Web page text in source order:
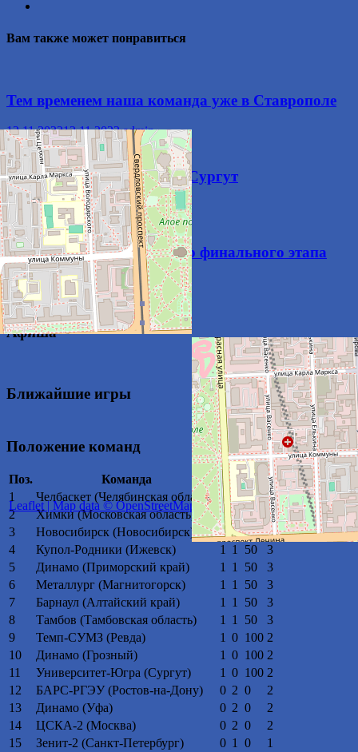
Leaflet| Map data ©OpenStreetMapcontributors
Вам также может понравиться
Тем временем наша команда уже в Ставрополе
12.11.202212.11.2022 admin
Следующая остановка — Сургут
08.10.202409.10.2024 admin
В Тамбове стартует 1-й тур финального этапа
Чемпионата России
01.04.202401.04.2024 admin
Афиша
Ближайшие игры
Положение команд
Поз. Команда В П %
Очки
1
Челбаскет (Челябинская область) 2 0 100 4
2
Химки (Московская область) 2 0 100 4
3
Новосибирск (Новосибирск) 1 1 50
3
4
Купол-Родники (Ижевск) 1 1 50
3
5
Динамо (Приморский край) 1 1 50
3
6
Металлург (Магнитогорск) 1 1 50
3
7
Барнаул (Алтайский край) 1 1 50
3
8
Тамбов (Тамбовская область) 1 1 50
3
9
Темп-СУМЗ (Ревда) 1 0 100 2
10
Динамо (Грозный) 1 0 100 2
11
Университет-Югра (Сургут) 1 0 100 2
12
БАРС-РГЭУ (Ростов-на-Дону) 0 2 0
2
13
Динамо (Уфа) 0 2 0
2
14
ЦСКА-2 (Москва) 0 2 0
2
15
Зенит-2 (Санкт-Петербург) 0 1 0
1